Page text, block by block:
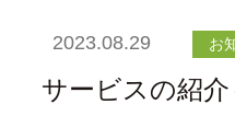
2023.08.29 お
サービスの紹介